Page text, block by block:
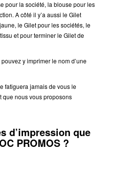
pour la société, la blouse pour les
A côté il y’a aussi le Gilet
le Gilet pour les sociétés, le
et pour terminer le Gilet de
y imprimer le nom d’une
fatiguera jamais de vous le
que nous vous proposons
d’impression que
PROMOS ?